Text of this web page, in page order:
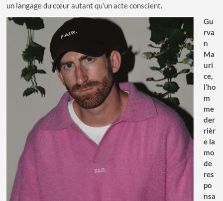
un langage du cœur autant qu’un acte conscient.
Gu
rva
n
Ma
uri
ce,
l’ho
m
me
der
rièr
e la
mo
de
res
po
nsa